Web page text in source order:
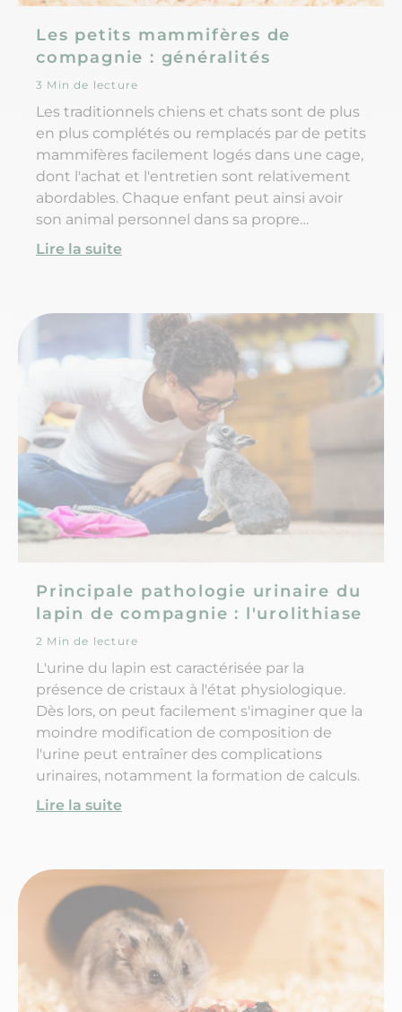
Les petits mammifères de
compagnie : généralités
3 Min de lecture
Les traditionnels chiens et chats sont de plus
en plus complétés ou remplacés par de petits
mammifères facilement logés dans une cage,
dont l'achat et l'entretien sont relativement
abordables. Chaque enfant peut ainsi avoir
son animal personnel dans sa propre
chambre et ces animaux ont un intérêt
progrès constants, aussi bien dans le
domaine alimentaire qu'au niveau des
thérapeutiques.
Lire la suite
Principale pathologie urinaire du
lapin de compagnie : l'urolithiase
2 Min de lecture
L'urine du lapin est caractérisée par la
présence de cristaux à l'état physiologique.
Dès lors, on peut facilement s'imaginer que la
moindre modification de composition de
l'urine peut entraîner des complications
urinaires, notamment la formation de calculs.
Lire la suite